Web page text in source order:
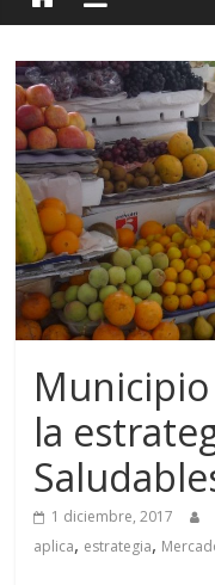
la
1 diciembre, 2017
aplica, estrategia,